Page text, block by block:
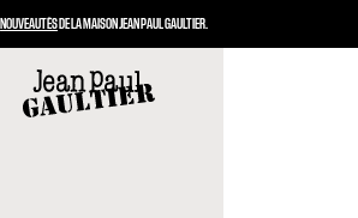
NOUVEAUTÉSDE LA MAISON JEAN PAUL GAULTIER.